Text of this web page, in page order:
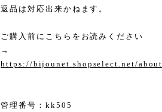
返品は対応出来かねます。
ご購入前にこちらをお読みください
→
https://bijounet.shopselect.net/about
管理番号：kk505